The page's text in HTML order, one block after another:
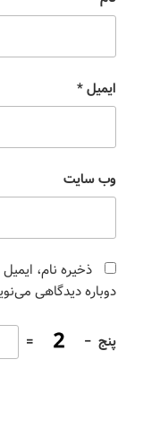
ایمیل*
وب‌ سایت
ذخیره نام،
دوباره دیدگاهی
پنج −
=